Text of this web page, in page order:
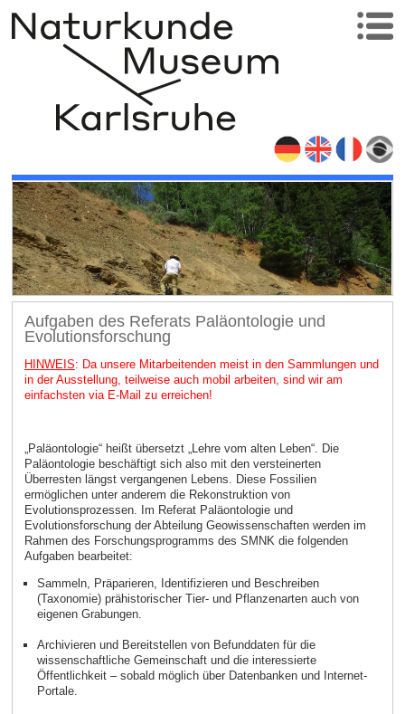
Aufgaben des Referats Paläontologie und
Evolutionsforschung
HINWEIS: Da unsere Mitarbeitenden meist in den Sammlungen und
in der Ausstellung, teilweise auch mobil arbeiten, sind wir am
einfachsten via E-Mail zu erreichen!
„Paläontologie“ heißt übersetzt „Lehre vom alten Leben“. Die
Paläontologie beschäftigt sich also mit den versteinerten
Überresten längst vergangenen Lebens. Diese Fossilien
ermöglichen unter anderem die Rekonstruktion von
Evolutionsprozessen. Im Referat Paläontologie und
Evolutionsforschung der Abteilung Geowissenschaften werden im
Rahmen des Forschungsprogramms des SMNK die folgenden
Aufgaben bearbeitet:
Sammeln, Präparieren, Identifizieren und Beschreiben
(Taxonomie) prähistorischer Tier- und Pflanzenarten auch von
eigenen Grabungen.
Archivieren und Bereitstellen von Befunddaten für die
wissenschaftliche Gemeinschaft und die interessierte
Öffentlichkeit – sobald möglich über Datenbanken und Internet-
Portale.